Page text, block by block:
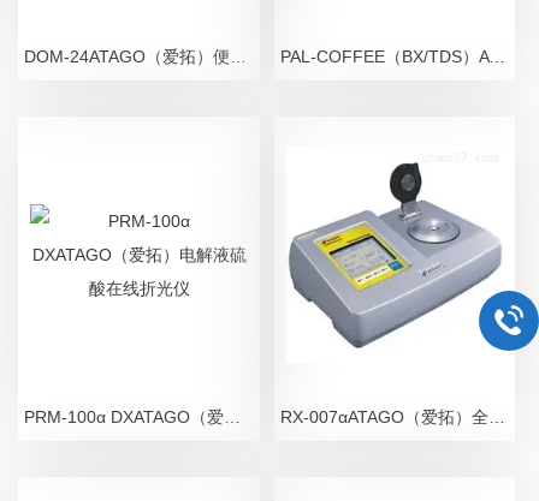
PAL-COFFEE（BX/TDS）ATAGO（爱拓）便携式数显咖啡浓度检测仪